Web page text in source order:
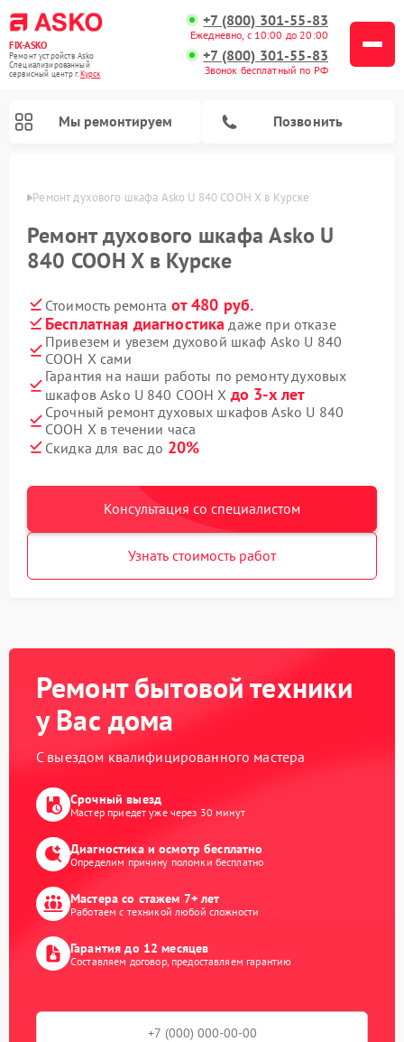
FIX-ASKO
Ремонт устройств Asko
Специализированный
cервисный центр г.Курск
+7 (800) 301-55-83
Ежедневно, с 10:00 до 20:00
+7 (800) 301-55-83
Звонок бесплатный по РФ
Мы ремонтируем Позвонить
Ремонт духового шкафа Asko U 840 COOH X в Курске
Ремонт духового шкафа Asko U
840 COOH X в Курске
Стоимость ремонта от 480 руб.
Бесплатная диагностика даже при отказе
Привезем и увезем духовой шкаф Asko U 840
COOH X сами
Гарантия на наши работы по ремонту духовых
шкафов Asko U 840 COOH X до 3-х лет
Срочный ремонт духовых шкафов Asko U 840
COOH X в течении часа
Скидка для вас до 20%
Консультация со специалистом
Узнать стоимость работ
Ремонт бытовой техники
у Вас дома
С выездом квалифицированного мастера
Срочный выезд
Мастер приедет уже через 30 минут
Диагностика и осмотр бесплатно
Определим причину поломки бесплатно
Мастера со стажем 7+ лет
Работаем с техникой любой сложности
Гарантия до 12 месяцев
Составляем договор, предоставляем гарантию